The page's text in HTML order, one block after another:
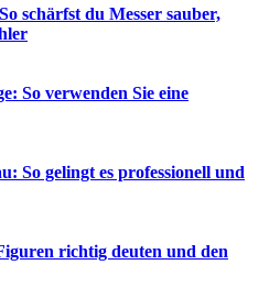
schärfst du Messer sauber,
So verwenden Sie eine
So gelingt es professionell und
richtig deuten und den